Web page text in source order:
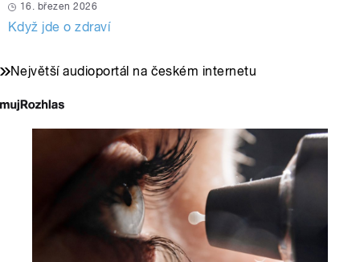
16. březen 2026
Když jde o zdraví
Největší audioportál na českém internetu